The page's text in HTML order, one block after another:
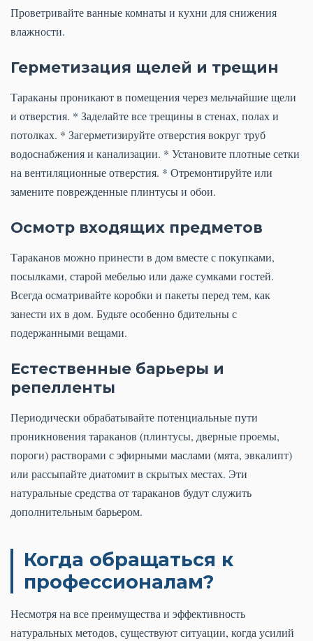
Проветривайте ванные комнаты и кухни для снижения
влажности.
Герметизация щелей и трещин
Тараканы проникают в помещения через мельчайшие щели
и отверстия. * Заделайте все трещины в стенах, полах и
потолках. * Загерметизируйте отверстия вокруг труб
водоснабжения и канализации. * Установите плотные сетки
на вентиляционные отверстия. * Отремонтируйте или
замените поврежденные плинтусы и обои.
Осмотр входящих предметов
Тараканов можно принести в дом вместе с покупками,
посылками, старой мебелью или даже сумками гостей.
Всегда осматривайте коробки и пакеты перед тем, как
занести их в дом. Будьте особенно бдительны с
подержанными вещами.
Естественные барьеры и
репелленты
Периодически обрабатывайте потенциальные пути
проникновения тараканов (плинтусы, дверные проемы,
пороги) растворами с эфирными маслами (мята, эвкалипт)
или рассыпайте диатомит в скрытых местах. Эти
натуральные средства от тараканов будут служить
дополнительным барьером.
Когда обращаться к
профессионалам?
Несмотря на все преимущества и эффективность
натуральных методов, существуют ситуации, когда усилий